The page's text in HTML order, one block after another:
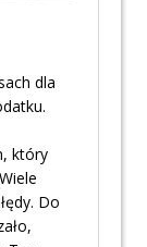
dla
który
Do